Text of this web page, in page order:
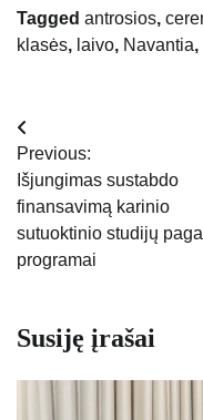
Tagged antrosios,
klasės, laivo, Navantia,
Navigacija
tarp
įrašų
Previous:
Išjungimas sustabdo
finansavimą karinio
sutuoktinio studijų
programai
Susiję įrašai